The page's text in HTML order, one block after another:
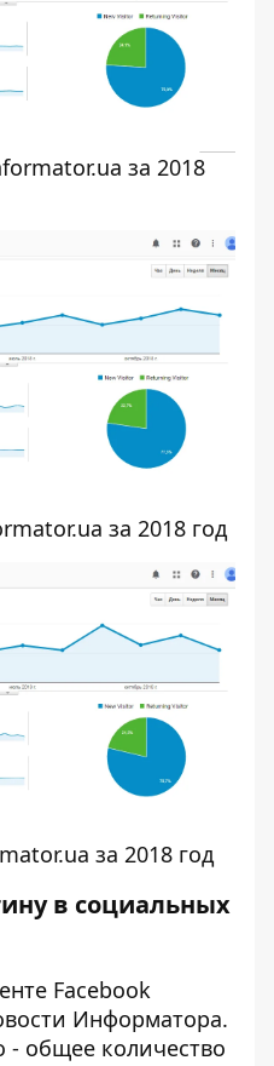
за 2018
за 2018 год
за 2018 год
в социальных
Facebook
Информатора.
- общее количество